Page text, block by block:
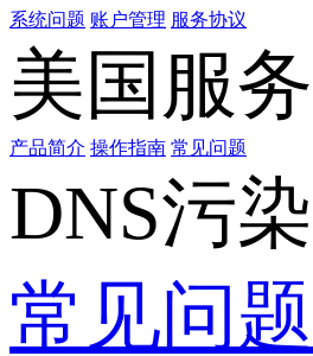
系统问题 账户管理 服务协议
美国服
产品简介 操作指南 常见问题
DNS污
常见问题